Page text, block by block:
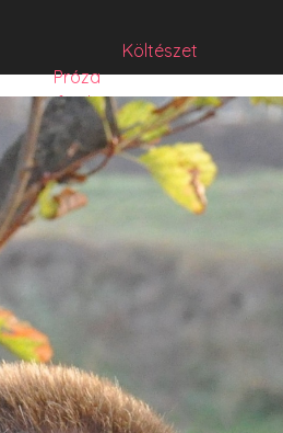
Költészet
Próza
Műfordítás
Mese
Folyó/irat/mentés
Sorozat
Hibrid
Józsefet nem kérdezte senki
comicON
PesText